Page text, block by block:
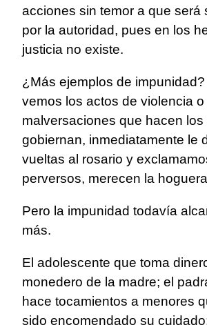
acciones sin temor a que será
por la autoridad, pues en los
justicia no existe.
¿Más ejemplos de
vemos los actos de violencia o
malversaciones que hacen los
gobiernan, inmediatamente le
vueltas al rosario y
perversos, merecen la
Pero la impunidad todavía
más.
El adolescente que toma
monedero de la madre; el
hace tocamientos a menores
sido encomendado su